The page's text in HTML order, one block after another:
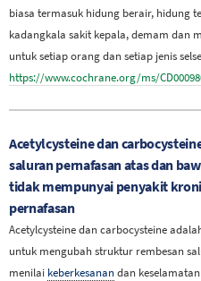
biasa termasuk hidung berair, hidung
kadangkala sakit kepala, demam dan
untuk setiap orang dan setiap jenis
https://www.cochrane.org/ms/
Acetylcysteine dan
saluran pernafasan atas dan
tidak mempunyai penyakit
pernafasan
Acetylcysteine dan carbocysteine
untuk mengubah struktur rembesan
menilai keberkesanandan